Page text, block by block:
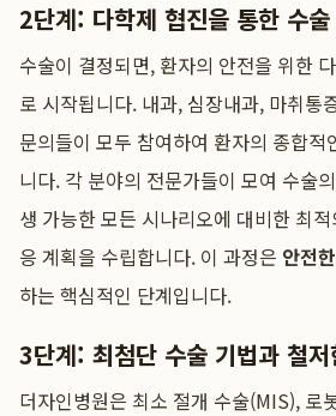
2단계: 다학제 협진을 통한 수
수술이 결정되면, 환자의 안전을 위한
로 시작됩니다. 내과, 심장내과, 마취통
문의들이 모두 참여하여 환자의 종합적
니다. 각 분야의 전문가들이 모여 수술
생 가능한 모든 시나리오에 대비한 최
응 계획을 수립합니다. 이 과정은 안전
하는 핵심적인 단계입니다.
3단계: 최첨단 수술 기법과 철
더자인병원은 최소 절개 수술(MIS), 로